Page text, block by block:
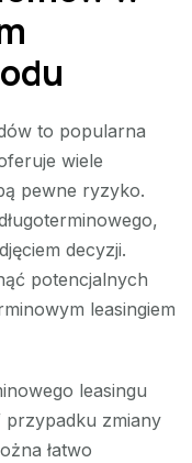
to popularna
wiele
pewne ryzyko.
decyzji.
potencjalnych
leasingiem
leasingu
przypadku zmiany
łatwo